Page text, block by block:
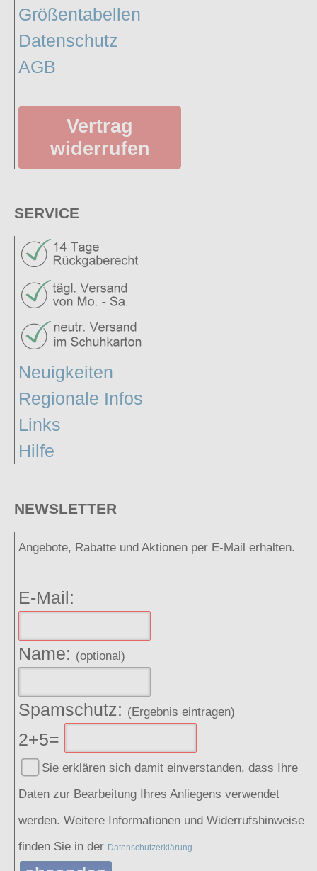
Größentabellen
Datenschutz
AGB
Vertrag
widerrufen
SERVICE
Neuigkeiten
Regionale Infos
Links
Hilfe
NEWSLETTER
Angebote, Rabatte und Aktionen per E-Mail erhalten.
E-Mail:
Name: (optional)
Spamschutz: (Ergebnis eintragen)
2+5=
Sie erklären sich damit einverstanden, dass Ihre
Daten zur Bearbeitung Ihres Anliegens verwendet
werden. Weitere Informationen und Widerrufshinweise
finden Sie in der Datenschutzerklärung